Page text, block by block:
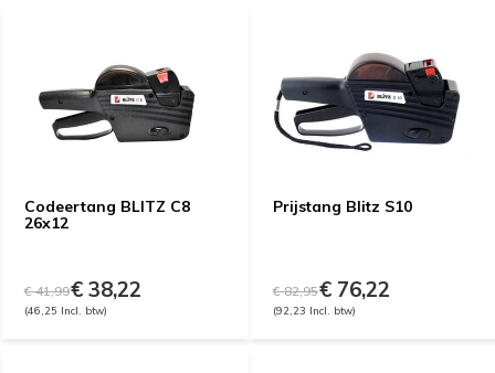
Codeertang BLITZ C8
26x12
€ 41,99€ 38,22
(46,25 Incl. btw)
Prijstang Blitz S10
€ 82,95€ 76,22
(92,23 Incl. btw)